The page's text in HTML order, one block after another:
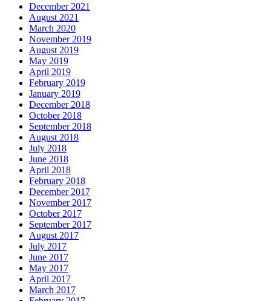
December 2021
August 2021
March 2020
November 2019
August 2019
May 2019
April 2019
February 2019
January 2019
December 2018
October 2018
September 2018
August 2018
July 2018
June 2018
April 2018
February 2018
December 2017
November 2017
October 2017
September 2017
August 2017
July 2017
June 2017
May 2017
April 2017
March 2017